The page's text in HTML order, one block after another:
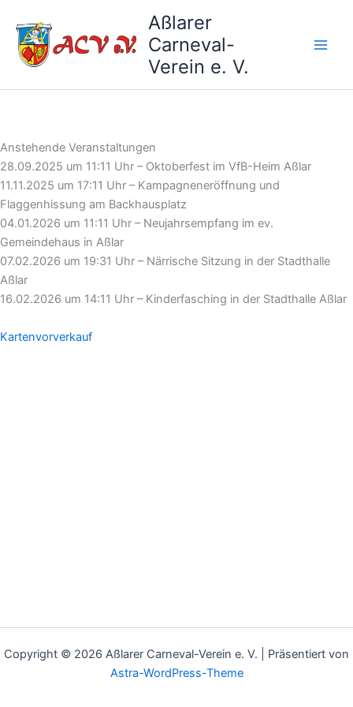
Inhalt
springen
Aßlarer
Carneval-
Verein e. V.
Anstehende Veranstaltungen
28.09.2025 um 11:11 Uhr – Oktoberfest im VfB-Heim Aßlar
11.11.2025 um 17:11 Uhr – Kampagneneröffnung und
Flaggenhissung am Backhausplatz
04.01.2026 um 11:11 Uhr – Neujahrsempfang im ev.
Gemeindehaus in Aßlar
07.02.2026 um 19:31 Uhr – Närrische Sitzung in der Stadthalle
Aßlar
16.02.2026 um 14:11 Uhr – Kinderfasching in der Stadthalle Aßlar
Kartenvorverkauf
Copyright © 2026 Aßlarer Carneval-Verein e. V. | Präsentiert von
Astra-WordPress-Theme